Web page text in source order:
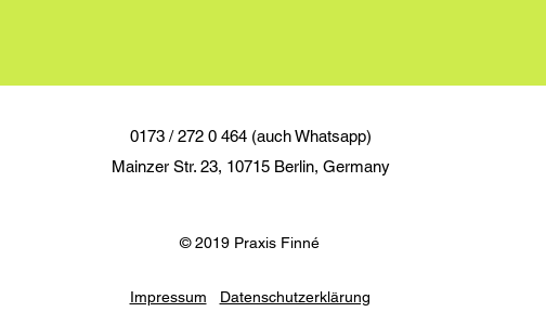
0173 / 272 0 464 (auch Whatsapp)
Mainzer Str. 23, 10715 Berlin, Germany
© 2019 Praxis Finné
Impressum Datenschutzerklärung